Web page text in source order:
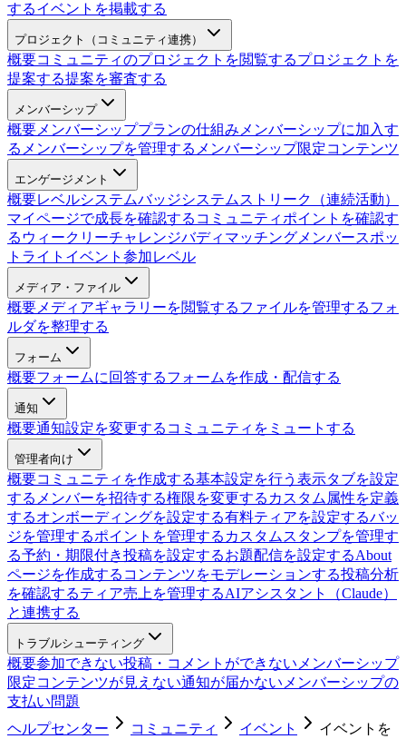
するイベントを掲載する
プロジェクト（コミュニティ連携）
概要コミュニティのプロジェクトを閲覧するプロジェクトを
提案する提案を審査する
メンバーシップ
概要 メンバーシッププランの仕組み メンバーシップに加入す
る メンバーシップを管理する メンバーシップ限定コンテンツ
エンゲージメント
概要レベルシステムバッジシステム ストリーク（連続活動）
マイページで成長を確認する コミュニティポイントを確認す
る ウィークリーチャレンジバディマッチング メンバースポッ
トライト イベント参加レベル
メディア・ファイル
概要 メディアギャラリーを閲覧するファイルを管理するフォ
ルダを整理する
フォーム
概要フォームに回答するフォームを作成・配信する
通知
概要通知設定を変更する コミュニティをミュートする
管理者向け
概要コミュニティを作成する基本設定を行う 表示タブを設定
する メンバーを招待する権限を変更する カスタム属性を定義
するオンボーディングを設定する有料ティアを設定するバッ
ジを管理するポイントを管理する カスタムスタンプを管理す
る予約・期限付き投稿を設定するお題配信を設定するAbout
ページを作成する コンテンツをモデレーションする投稿分析
を確認するティア売上を管理するAIアシスタント（Claude）
と連携する
トラブルシューティング
概要参加できない投稿・コメントができない メンバーシップ
限定コンテンツが見えない通知が届かない メンバーシップの
支払い問題
ヘルプセンター
コミュニティ イベント
イベントを